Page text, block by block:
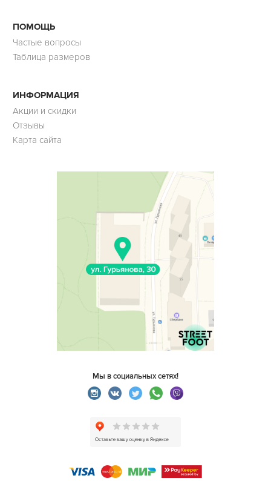
ПОМОЩЬ
Частые вопросы
Таблица размеров
ИНФОРМАЦИЯ
Акции и скидки
Отзывы
Карта сайта
Мы в социальных сетях!